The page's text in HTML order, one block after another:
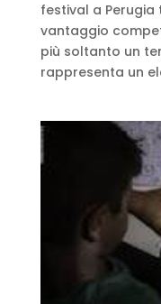
festival a
vantaggio
più soltanto un
rappresenta un